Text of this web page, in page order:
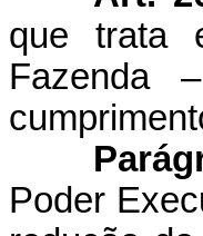
que trata
Fazenda
Poder